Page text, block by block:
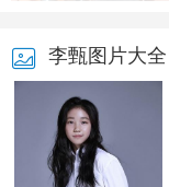
李甄图片大全